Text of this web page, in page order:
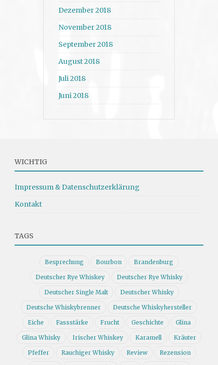
Dezember 2018
November 2018
September 2018
August 2018
Juli 2018
Juni 2018
WICHTIG
Impressum & Datenschutzerklärung
Kontakt
TAGS
Besprechung Bourbon Brandenburg
Deutscher Rye Whiskey Deutscher Rye Whisky
Deutscher Single Malt Deutscher Whisky
Deutsche Whiskybrenner Deutsche Whiskyhersteller
Eiche Fassstärke Frucht Geschichte Glina
Glina Whisky Irischer Whiskey Karamell Kräuter
Pfeffer Rauchiger Whisky Review Rezension